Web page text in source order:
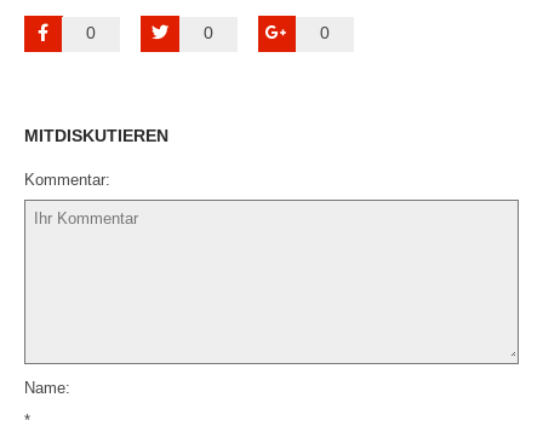
0 0 0
MITDISKUTIEREN
Kommentar
Name
*